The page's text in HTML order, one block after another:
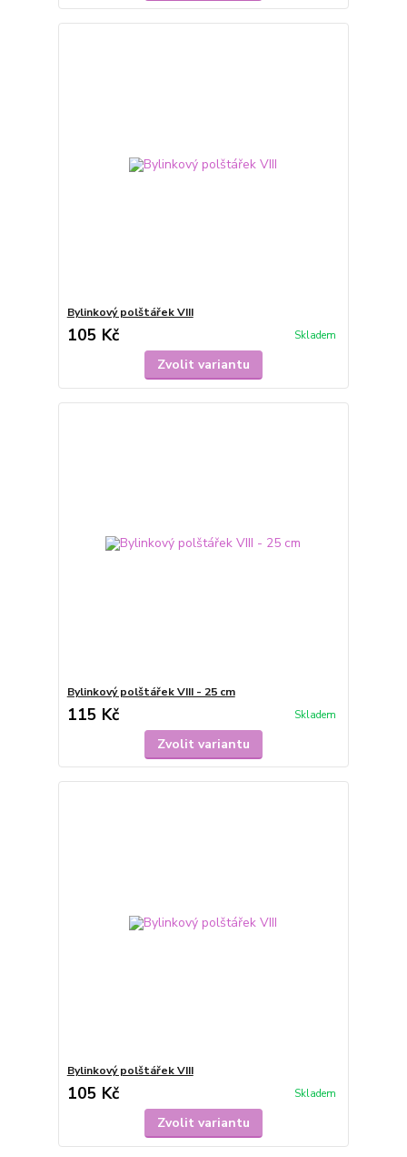
Bylinkový polštářek VIII
105 Kč Skladem
Zvolit variantu
Bylinkový polštářek VIII - 25 cm
115 Kč Skladem
Zvolit variantu
Bylinkový polštářek VIII
105 Kč Skladem
Zvolit variantu